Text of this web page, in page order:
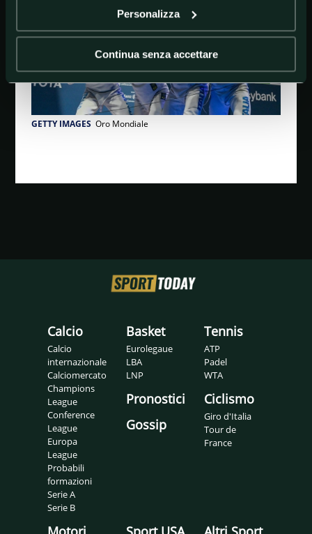
Personalizza
Continua senza accettare
GETTY IMAGES Oro Mondiale
Calcio
Calcio
internazionale
Calciomercato
Champions
League
Conference
League
Europa
League
Probabili
formazioni
Serie A
Serie B
Basket
Eurolegaue
LBA
LNP
Pronostici
Gossip
Tennis
ATP
Padel
WTA
Ciclismo
Giro d'Italia
Tour de
France